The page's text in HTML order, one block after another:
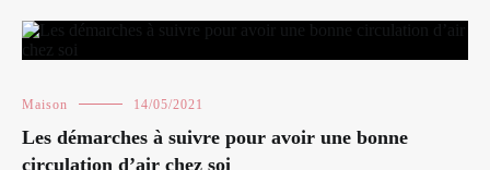
Maison 14/05/2021
Les démarches à suivre pour avoir une bonne
circulation d’air chez soi